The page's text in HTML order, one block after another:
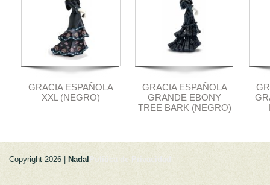
GRACIA ESPAÑOLA
XXL (NEGRO)
GRACIA ESPAÑOLA
GRANDE EBONY
TREE BARK (NEGRO)
Copyright 2026 | Nadal Politica de Privacidad